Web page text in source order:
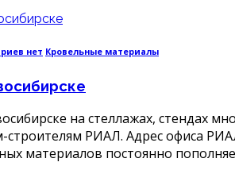
к
РИАЛ
в
нет Кровельные материалы
на стеллажах, стендах
РИАЛ. Адрес офиса
материалов постоянно